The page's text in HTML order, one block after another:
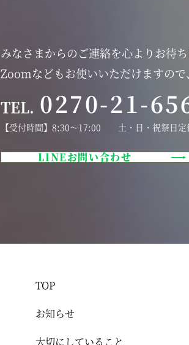
みなさまからのご連絡を心よりお待ち
Zoomなどもお使いいただけますので
TEL. 0270-21-
【受付時間】8:30～17:00 土・日・祝祭日定
LINEお問い合わせ
TOP
お知らせ
大切にしていること